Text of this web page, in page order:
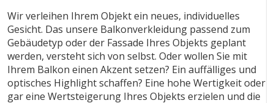
Wir verleihen Ihrem Objekt ein neues, individuelles
Gesicht. Das unsere Balkonverkleidung passend zum
Gebäudetyp oder der Fassade Ihres Objekts geplant
werden, versteht sich von selbst. Oder wollen Sie mit
Ihrem Balkon einen Akzent setzen? Ein auffälliges und
optisches Highlight schaffen? Eine hohe Wertigkeit oder
gar eine Wertsteigerung Ihres Objekts erzielen und die